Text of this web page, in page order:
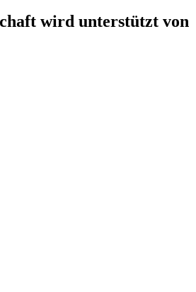
wird unterstützt von